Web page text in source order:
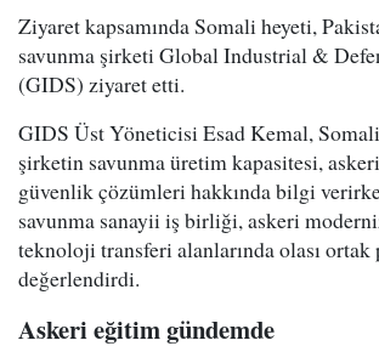
Ziyaret kapsamında Somali heyeti,
savunma şirketi Global Industrial &
(GIDS) ziyaret etti.
GIDS Üst Yöneticisi Esad Kemal,
şirketin savunma üretim kapasitesi,
güvenlik çözümleri hakkında bilgi
savunma sanayii iş birliği, askeri
teknoloji transferi alanlarında olası
değerlendirdi.
Askeri eğitim gündemde